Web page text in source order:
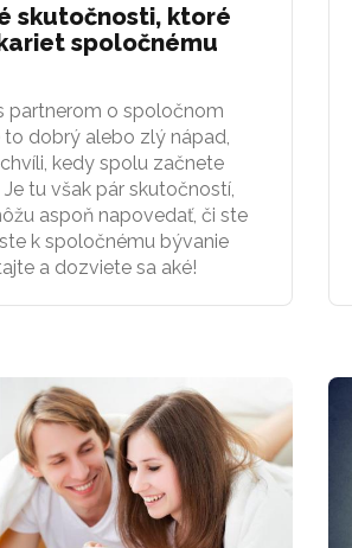
skutočnosti, ktoré
spoločnému
partnerom o spoločnom
to dobrý alebo zlý nápad,
kedy spolu začnete
tu však pár skutočností,
aspoň napovedať, či ste
k spoločnému bývanie
a dozviete sa aké!